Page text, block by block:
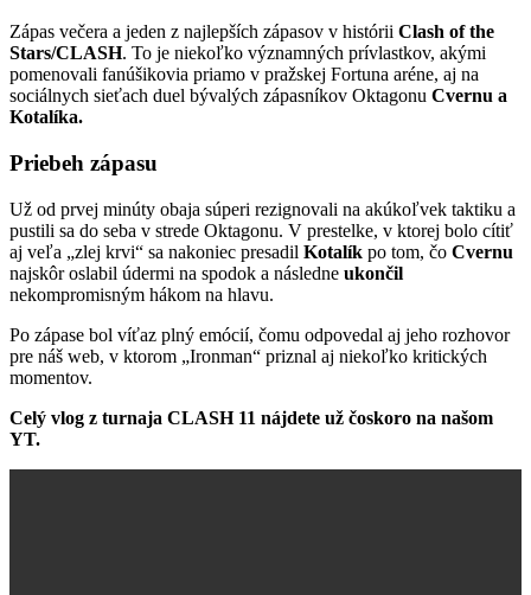
Zápas večera a jeden z najlepších zápasov v histórii Clash of the
Stars/CLASH. To je niekoľko významných prívlastkov, akými
pomenovali fanúšikovia priamo v pražskej Fortuna aréne, aj na
sociálnych sieťach duel bývalých zápasníkov Oktagonu Cvernu a
Kotalíka.
Priebeh zápasu
Už od prvej minúty obaja súperi rezignovali na akúkoľvek taktiku a
pustili sa do seba v strede Oktagonu. V prestelke, v ktorej bolo cítiť
aj veľa „zlej krvi“ sa nakoniec presadil Kotalík po tom, čo Cvernu
najskôr oslabil údermi na spodok a následne ukončil
nekompromisným hákom na hlavu.
Po zápase bol víťaz plný emócií, čomu odpovedal aj jeho rozhovor
pre náš web, v ktorom „Ironman“ priznal aj niekoľko kritických
momentov.
Celý vlog z turnaja CLASH 11 nájdete už čoskoro na našom
YT.